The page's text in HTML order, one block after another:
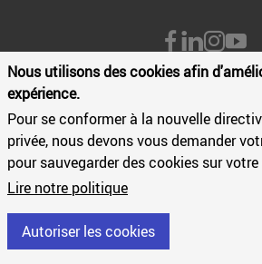
Nous utilisons des cookies afin
expérience.
Pour se conformer à la nouvelle
privée, nous devons vous demander
pour sauvegarder des cookies sur
Lire notre politique
Autoriser les cookies
Cookies
Mentions légales
Conditions générales de
CGU app YNO UP
CGU app UP2PRO